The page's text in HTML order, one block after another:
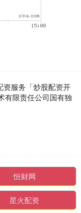
资服务「炒股配资开
有限责任公司国有独
恒财网
星火配资